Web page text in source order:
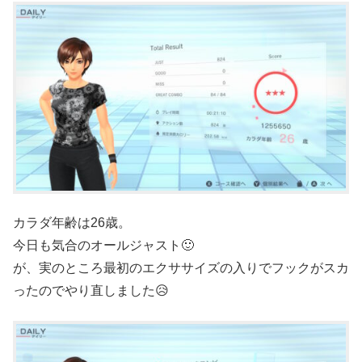
カラダ年齢は26歳。
今日も気合のオールジャスト🙂
が、実のところ最初のエクササイズの入りでフックがスカ
ったのでやり直しました😥